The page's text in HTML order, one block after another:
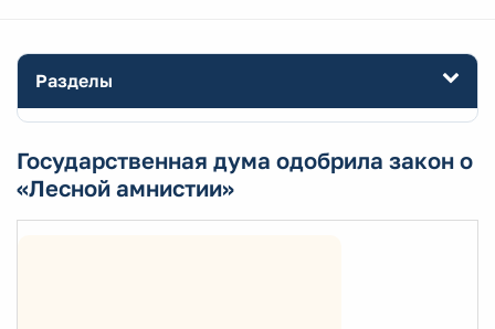
Разделы
Государственная дума одобрила закон о
«Лесной амнистии»